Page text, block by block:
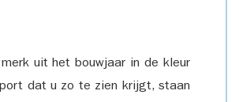
uit het bouwjaar in de kleur
dat u zo te zien krijgt, staan